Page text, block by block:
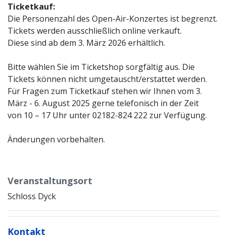
Ticketkauf:
Die Personenzahl des Open-Air-Konzertes ist begrenzt.
Tickets werden ausschließlich online verkauft.
Diese sind ab dem 3. März 2026 erhältlich.
Bitte wählen Sie im Ticketshop sorgfältig aus. Die
Tickets können nicht umgetauscht/erstattet werden.
Für Fragen zum Ticketkauf stehen wir Ihnen vom 3.
März - 6. August 2025 gerne telefonisch in der Zeit
von 10 – 17 Uhr unter 02182-824 222 zur Verfügung.
Änderungen vorbehalten.
Veranstaltungsort
Schloss Dyck
Kontakt